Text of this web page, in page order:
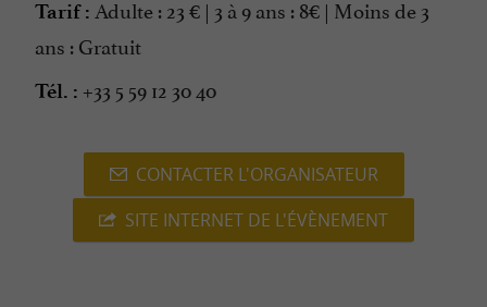
Tarif : Adulte : 23 € | 3 à 9 ans : 8€ | Moins de 3
ans : Gratuit
Tél. : +33 5 59 12 30 40
CONTACTER L'ORGANISATEUR
SITE INTERNET DE L'ÉVÈNEMENT